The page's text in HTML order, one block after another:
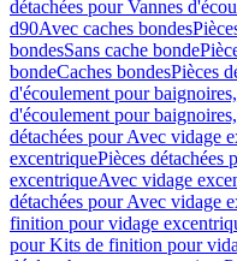
détachées pour Vannes
d90Avec caches bondes
bondesSans cache bonde
bondeCaches bondesPièces
d'écoulement pour
d'écoulement pour
détachées pour Avec vidage
excentriquePièces
excentriqueAvec vidage
détachées pour Avec vidage
finition pour vidage
pour Kits de finition pour